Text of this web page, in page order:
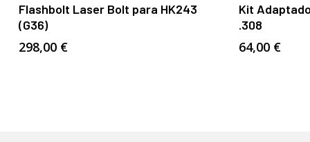
Flashbolt Laser Bolt para HK243
(G36)
298,00 €
Kit
.308
64,00 €